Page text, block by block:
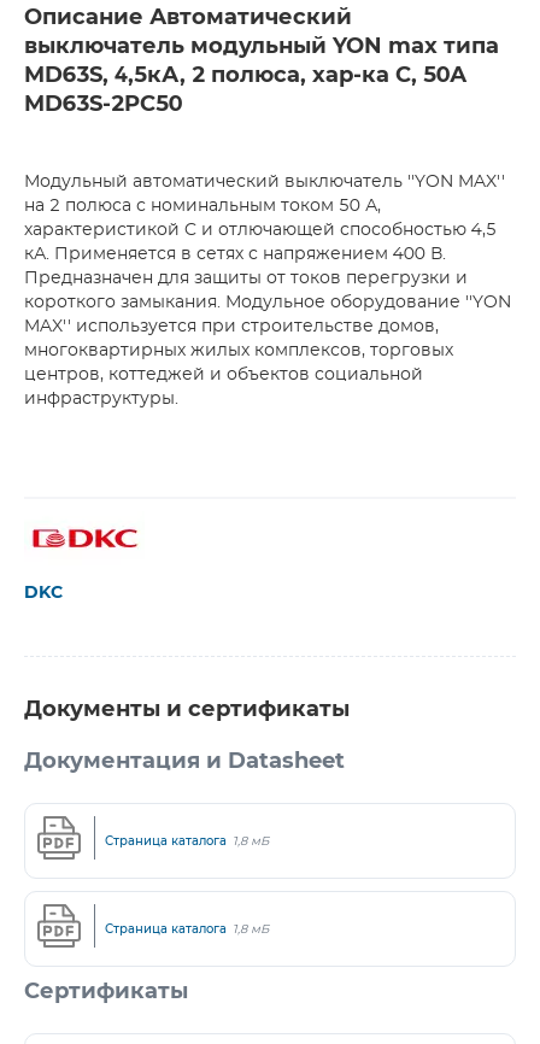
Описание Автоматический
выключатель модульный YON max типа
MD63S, 4,5кА, 2 полюса, хар-ка C, 50А
MD63S-2PC50
Модульный автоматический выключатель ''YON MAX''
на 2 полюса с номинальным током 50 А,
характеристикой C и отлючающей способностью 4,5
кА. Применяется в сетях с напряжением 400 В.
Предназначен для защиты от токов перегрузки и
короткого замыкания. Модульное оборудование ''YON
MAX'' используется при строительстве домов,
многоквартирных жилых комплексов, торговых
центров, коттеджей и объектов социальной
инфраструктуры.
DKC
Документы и сертификаты
Документация и Datasheet
Страница каталога 1,8 мБ
Страница каталога 1,8 мБ
Сертификаты